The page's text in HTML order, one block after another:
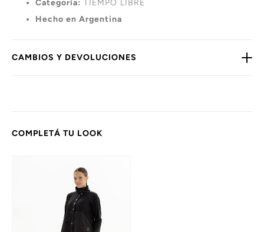
Categoría:
TIEMPO LIBRE
Hecho en Argentina
CAMBIOS Y DEVOLUCIONES
COMPLETÁ TU LOOK